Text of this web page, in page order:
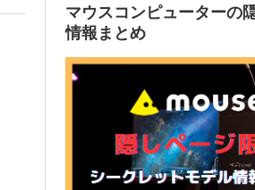
マウスコンピューターの
情報まとめ